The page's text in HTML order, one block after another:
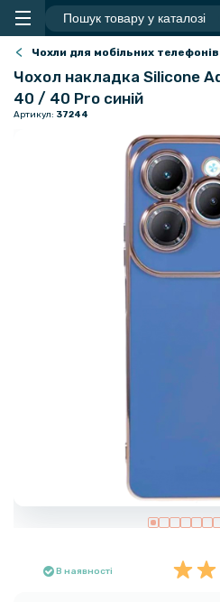
Чохли для мобільних телефонів
Чохол накладка Silicone
40 / 40 Pro синій
Артикул: 37244
В наявності